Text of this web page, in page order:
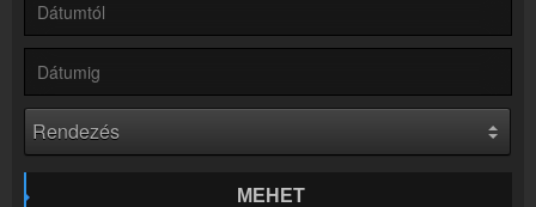
Készítés lépésről lépésre
MEHET